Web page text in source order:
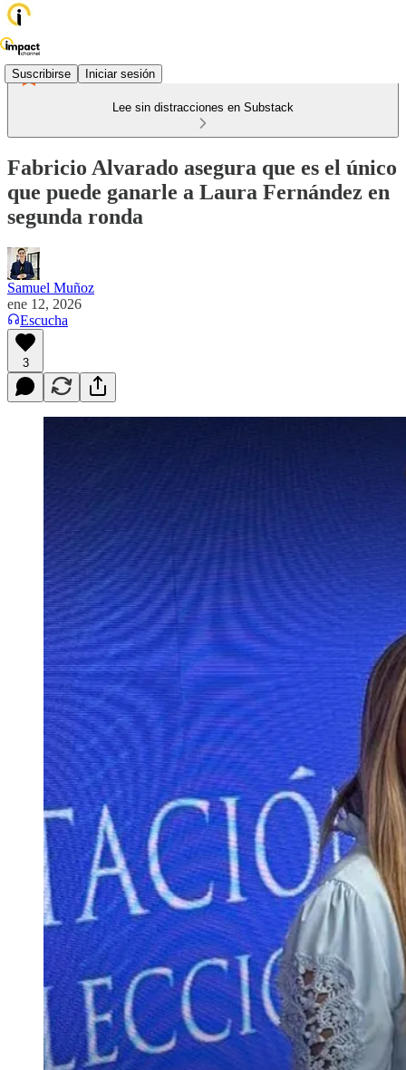
Suscribirse Iniciar sesión
Lee sin distracciones en Substack
Fabricio Alvarado asegura que es el único
que puede ganarle a Laura Fernández en
segunda ronda
Samuel Muñoz
ene 12, 2026
Escucha
3